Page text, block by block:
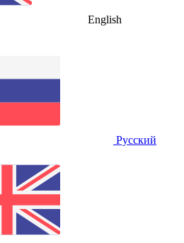
English
Русский